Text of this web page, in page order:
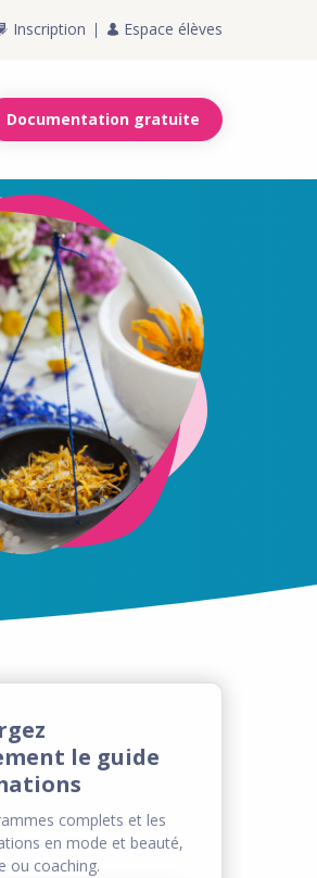
Inscription Espace élèves
Documentation gratuite
le guide
complets et les
en mode et beauté,
ou coaching.